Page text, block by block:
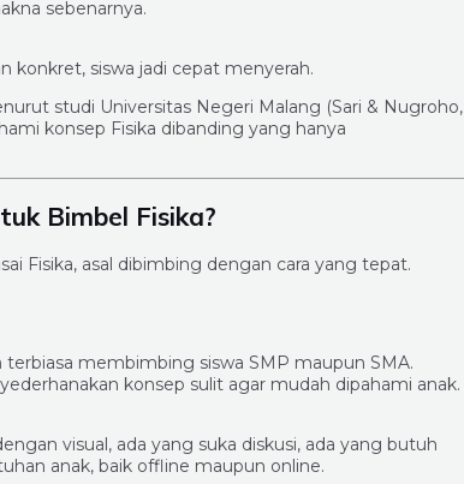
sebenarnya.
konkret, siswa jadi cepat menyerah.
studi Universitas Negeri Malang (Sari & Nugroho,
konsep Fisika dibanding yang hanya
Bimbel Fisika?
Fisika, asal dibimbing dengan cara yang tepat.
membimbing siswa SMP maupun SMA.
konsep sulit agar mudah dipahami anak.
visual, ada yang suka diskusi, ada yang butuh
anak, baik offline maupun online.